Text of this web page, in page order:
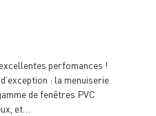
perfomances !
: la menuiserie
de fenêtres PVC
et…